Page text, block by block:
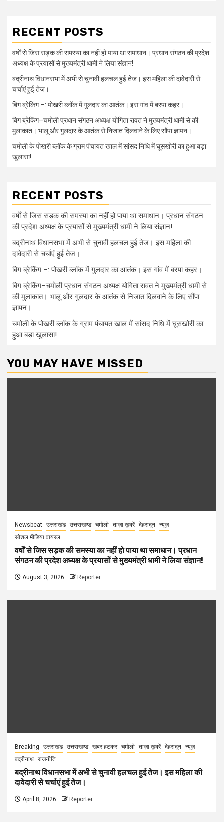
RECENT POSTS
वर्षों से जिस सड़क की समस्या का नहीं हो पाया था समाधान। प्रधान संगठन की प्रदेश
अध्यक्ष के प्रयासों से मुख्यमंत्री धामी ने लिया संज्ञान!
बद्रीनाथ विधानसभा में अभी से चुनावी हलचल हुई तेज। इस महिला की दावेदारी से
चर्चाएं हुई तेज।
बिग ब्रेकिंग –: पोखरी ब्लॉक में गुलदार का आतंक। इस गांव में बरपा कहर।
बिग ब्रेकिंग–चमोली प्रधान संगठन अध्यक्ष योगिता रावत ने मुख्यमंत्री धामी से की
मुलाकात। भालू और गुलदार के आतंक से निजात दिलवाने के लिए सौंपा ज्ञापन।
चमोली के पोखरी ब्लॉक के ग्राम पंचायत खाल में सांसद निधि में घूसखोरी का हुआ बड़ा
खुलासा!
RECENT POSTS
वर्षों से जिस सड़क की समस्या का नहीं हो पाया था समाधान। प्रधान संगठन
की प्रदेश अध्यक्ष के प्रयासों से मुख्यमंत्री धामी ने लिया संज्ञान!
बद्रीनाथ विधानसभा में अभी से चुनावी हलचल हुई तेज। इस महिला की
दावेदारी से चर्चाएं हुई तेज।
बिग ब्रेकिंग –: पोखरी ब्लॉक में गुलदार का आतंक। इस गांव में बरपा कहर।
बिग ब्रेकिंग–चमोली प्रधान संगठन अध्यक्ष योगिता रावत ने मुख्यमंत्री धामी से
की मुलाकात। भालू और गुलदार के आतंक से निजात दिलवाने के लिए सौंपा
ज्ञापन।
चमोली के पोखरी ब्लॉक के ग्राम पंचायत खाल में सांसद निधि में घूसखोरी का
हुआ बड़ा खुलासा!
YOU MAY HAVE MISSED
Newsbeat उत्तराखंड उत्तराखण्ड चमोली ताज़ा ख़बरें देहरादून न्यूज़
सोशल मीडिया वायरल
वर्षों से जिस सड़क की समस्या का नहीं हो पाया था समाधान। प्रधान
संगठन की प्रदेश अध्यक्ष के प्रयासों से मुख्यमंत्री धामी ने लिया संज्ञान!
August 3, 2026 Reporter
Breaking उत्तराखंड उत्तराखण्ड खबर हटकर चमोली ताज़ा ख़बरें देहरादून न्यूज़
बद्रीनाथ राजनीति
बद्रीनाथ विधानसभा में अभी से चुनावी हलचल हुई तेज। इस महिला की
दावेदारी से चर्चाएं हुई तेज।
April 8, 2026 Reporter